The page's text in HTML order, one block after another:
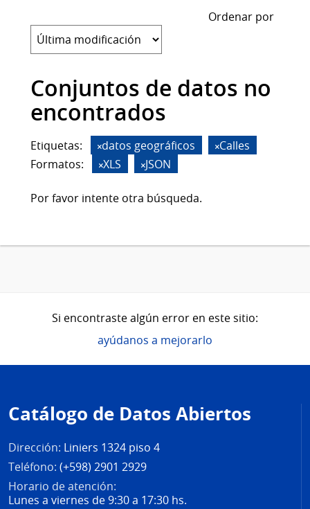
Ordenar por
Conjuntos de datos no
encontrados
Etiquetas: datos geográficos
Calles
Formatos:
XLS JSON
Por favor intente otra búsqueda.
Si encontraste algún error en este sitio:
ayúdanos a mejorarlo
de
página
Catálogo de Datos Abiertos
Dirección: Liniers 1324 piso 4
Teléfono: (+598) 2901 2929
Horario de atención:
Lunes a viernes de 9:30 a 17:30 hs.